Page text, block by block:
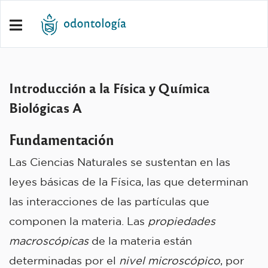
Introducción a la Física y Química
Biológicas A
Fundamentación
Las Ciencias Naturales se sustentan en las
leyes básicas de la Física, las que determinan
las interacciones de las partículas que
componen la materia. Las propiedades
macroscópicasde la materia están
determinadas por el nivel microscópico, por